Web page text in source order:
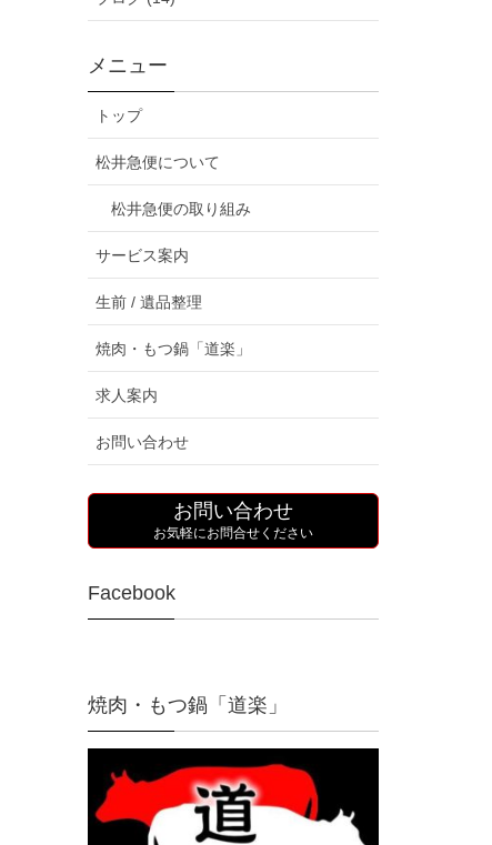
メニュー
トップ
松井急便について
松井急便の取り組み
サービス案内
生前 / 遺品整理
焼肉・もつ鍋「道楽」
求人案内
お問い合わせ
お問い合わせ
お気軽にお問合せください
Facebook
焼肉・もつ鍋「道楽」